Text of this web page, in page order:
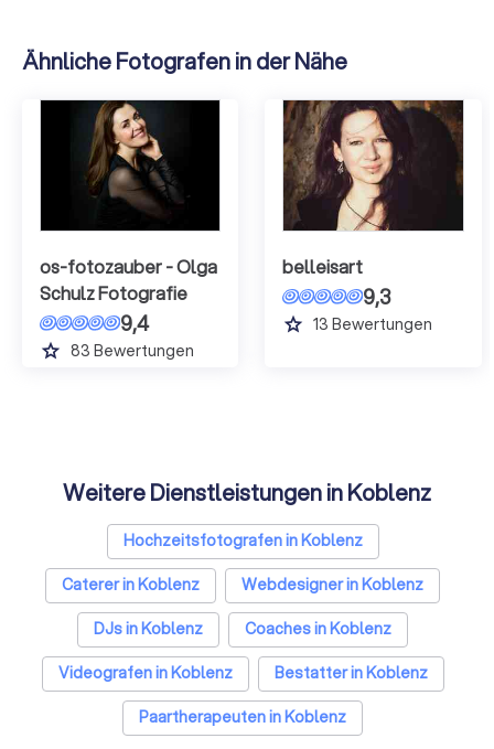
Ähnliche Fotografen in der Nähe
os-fotozauber - Olga
Schulz Fotografie
9,4
grade 83 Bewertungen
belleisart
9,3
grade 13 Bewertungen
Weitere Dienstleistungen in Koblenz
Hochzeitsfotografen in Koblenz
Caterer in Koblenz
Webdesigner in Koblenz
DJs in Koblenz
Coaches in Koblenz
Videografen in Koblenz
Bestatter in Koblenz
Paartherapeuten in Koblenz